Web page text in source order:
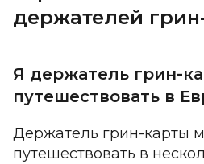
держателей
Я держатель грин-
путешествовать в
Держатель грин-карты
путешествовать в